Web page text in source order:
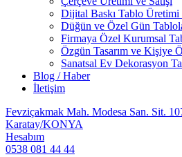
Dijital Baskı Tablo Üretimi
Düğün ve Özel Gün
Firmaya Özel Kurumsal
Özgün Tasarım ve Kişiye
Sanatsal Ev Dekorasyon
Blog / Haber
İletişim
Fevziçakmak Mah. Modesa San. Sit.
Karatay/KONYA
Hesabım
0538 081 44 44